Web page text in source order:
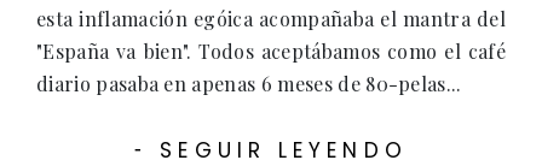
esta inflamación egóica acompañaba el mantra del
"España va bien". Todos aceptábamos como el café
diario pasaba en apenas 6 meses de 80-pelas...
- SEGUIR LEYENDO